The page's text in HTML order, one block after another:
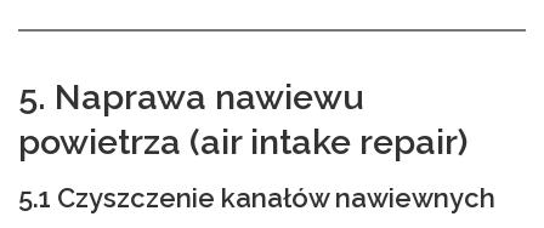
5. Naprawa nawiewu
powietrza (air intake repair)
5.1 Czyszczenie kanałów nawiewnych